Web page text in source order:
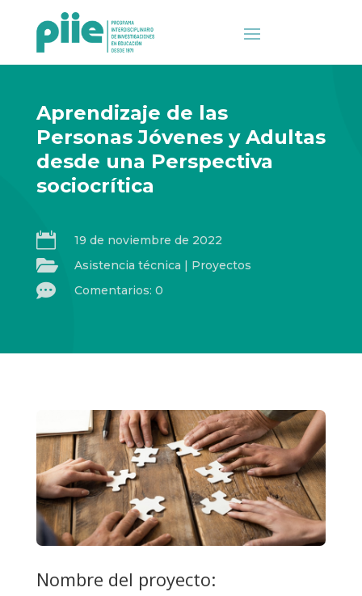
Aprendizaje de las
Personas Jóvenes y Adultas
desde una Perspectiva
sociocrítica
 19 de noviembre de 2022
 Asistencia técnica | Proyectos
 Comentarios: 0
Nombre del proyecto: